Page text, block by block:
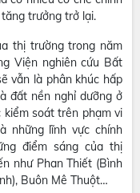
trưởng trở lại.
thị trường trong năm
Viện nghiên cứu Bất
vẫn là phân khúc hấp
đất nền nghỉ dưỡng ở
kiểm soát trên phạm vi
những lĩnh vực chính
điểm sáng của thị
như Phan Thiết (Bình
Buôn Mê Thuột…